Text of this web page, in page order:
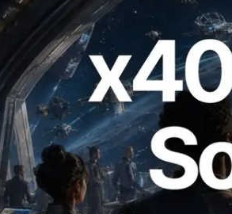
RPC com suporte a
que agentes de IA
pelas APIs de que